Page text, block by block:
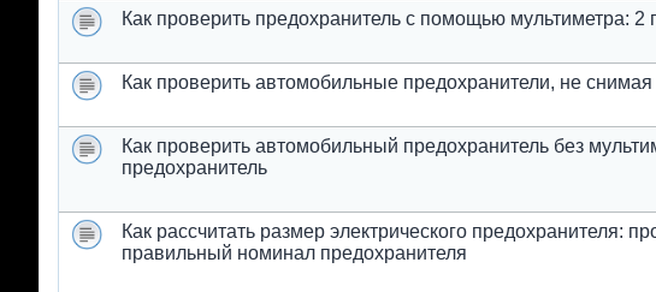
Как проверить предохранитель с помощью мультиметра: 2
Как проверить автомобильные предохранители, не
Как проверить автомобильный предохранитель без
предохранитель
Как рассчитать размер электрического предохранителя:
правильный номинал предохранителя